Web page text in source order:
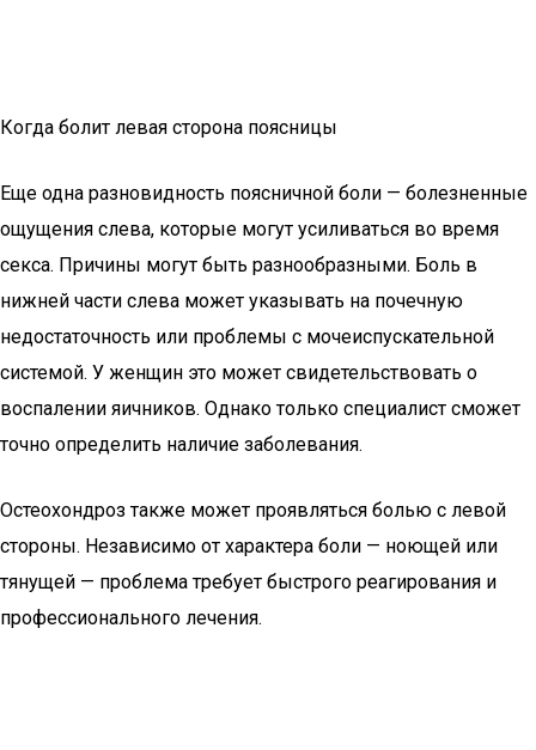
Когда болит левая сторона поясницы
Еще одна разновидность поясничной боли — болезненные
ощущения слева, которые могут усиливаться во время
секса. Причины могут быть разнообразными. Боль в
нижней части слева может указывать на почечную
недостаточность или проблемы с мочеиспускательной
системой. У женщин это может свидетельствовать о
воспалении яичников. Однако только специалист сможет
точно определить наличие заболевания.
Остеохондроз также может проявляться болью с левой
стороны. Независимо от характера боли — ноющей или
тянущей — проблема требует быстрого реагирования и
профессионального лечения.